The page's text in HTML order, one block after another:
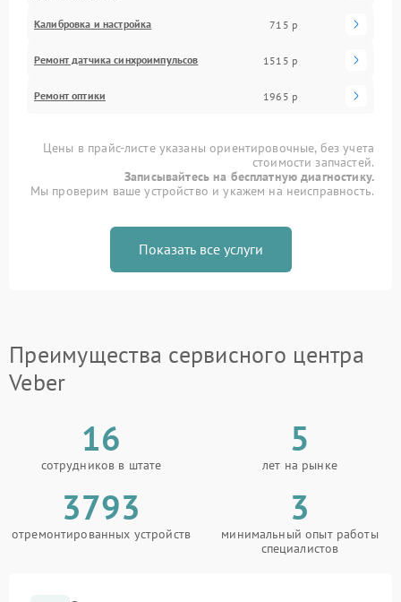
Калибровка и настройка 715 р
Ремонт датчика синхроимпульсов 1515 р
Ремонт оптики 1965 р
Цены в прайс-листе указаны ориентировочные, без учета
стоимости запчастей.
Записывайтесь на бесплатную диагностику.
Мы проверим ваше устройство и укажем на неисправность.
Показать все услуги
Преимущества сервисного центра
Veber
16
сотрудников в штате
5
лет на рынке
3793
отремонтированных устройств
3
минимальный опыт работы
специалистов